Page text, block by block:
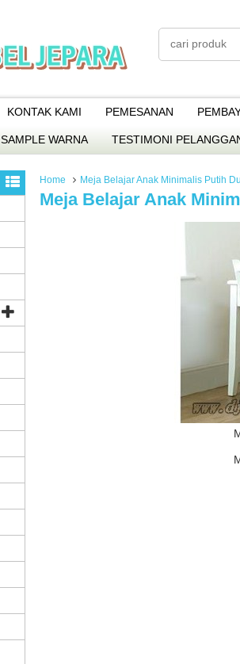
KONTAK KAMI PEMESANAN
SAMPLE WARNA TESTIMONI
Home Meja Belajar Anak Minimalis Putih
Meja Belajar Anak